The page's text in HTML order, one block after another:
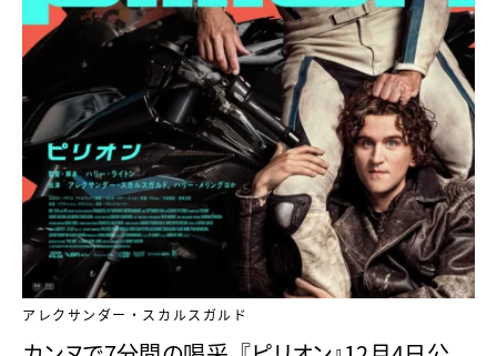
アレクサンダー・スカルスガルド